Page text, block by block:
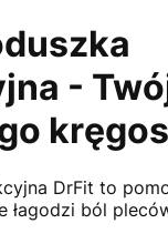
-
DrFit to
łagodzi ból